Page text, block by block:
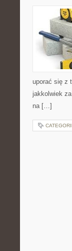
uporać się z
jakkolwiek
na […]